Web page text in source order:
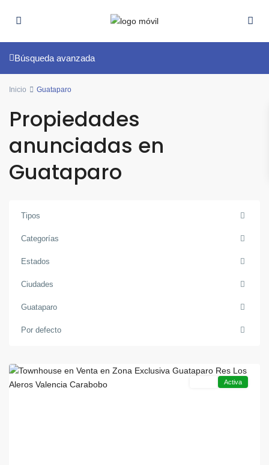
Búsqueda avanzada
Inicio Guataparo
Propiedades
anunciadas en
Guataparo
Tipos
Categorías
Estados
Ciudades
Guataparo
Por defecto
Activa